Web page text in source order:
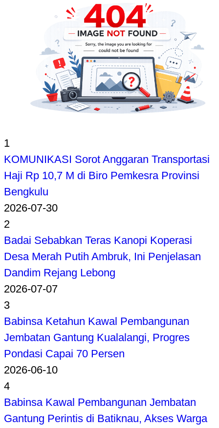
1
KOMUNIKASI Sorot Anggaran Transportasi
Haji Rp 10,7 M di Biro Pemkesra Provinsi
Bengkulu
2026-07-30
2
Badai Sebabkan Teras Kanopi Koperasi
Desa Merah Putih Ambruk, Ini Penjelasan
Dandim Rejang Lebong
2026-07-07
3
Babinsa Ketahun Kawal Pembangunan
Jembatan Gantung Kualalangi, Progres
Pondasi Capai 70 Persen
2026-06-10
4
Babinsa Kawal Pembangunan Jembatan
Gantung Perintis di Batiknau, Akses Warga